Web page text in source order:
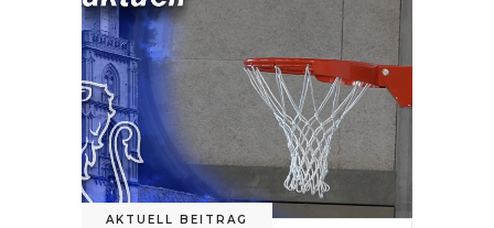
AKTUELL BEITRAG